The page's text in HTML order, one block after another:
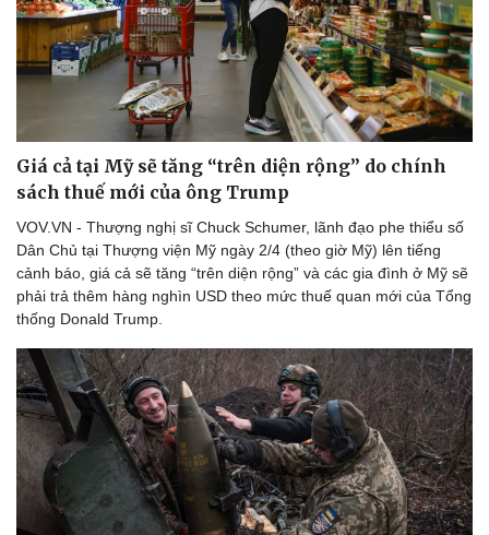
Giá cả tại Mỹ sẽ tăng “trên diện rộng” do chính
sách thuế mới của ông Trump
VOV.VN - Thượng nghị sĩ Chuck Schumer, lãnh đạo phe thiểu số
Dân Chủ tại Thượng viện Mỹ ngày 2/4 (theo giờ Mỹ) lên tiếng
cảnh báo, giá cả sẽ tăng “trên diện rộng” và các gia đình ở Mỹ sẽ
phải trả thêm hàng nghìn USD theo mức thuế quan mới của Tổng
thống Donald Trump.